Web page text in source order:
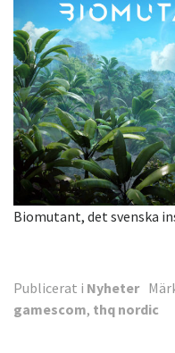
Biomutant, det svenska
Publicerat i Nyheter
gamescom, thq nordic